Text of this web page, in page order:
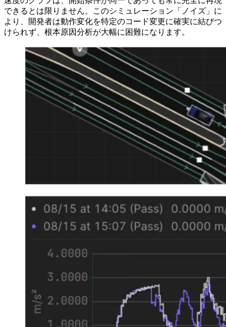
できるとは限りません。このシミュレーション「ノイズ」に
より、開発者は動作変化を特定のコード変更に確実に結びつ
けられず、根本原因分析が大幅に困難になります。